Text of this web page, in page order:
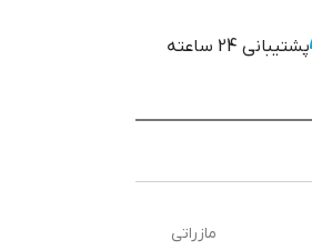
پشتیبانی 24 ساعته
مازراتی